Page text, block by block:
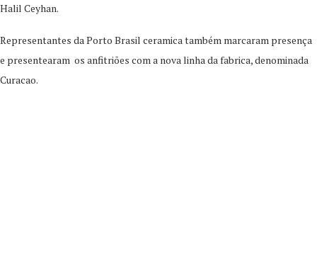
Halil Ceyhan.
Representantes da Porto Brasil ceramica também marcaram presença
e presentearam os anfitriões com a nova linha da fabrica, denominada
Curacao.